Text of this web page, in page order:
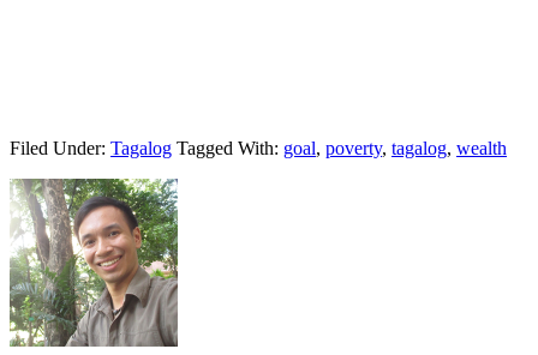
Filed Under: Tagalog Tagged With: goal, poverty, tagalog, wealth